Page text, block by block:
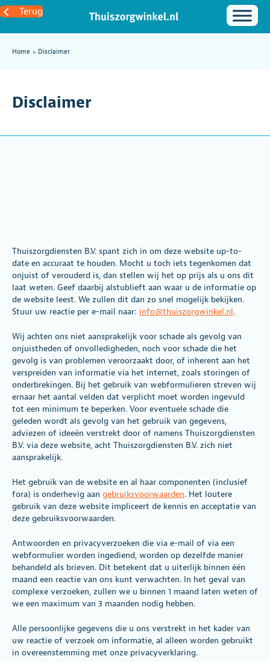
Terug
Home > Disclaimer
Disclaimer
Thuiszorgdiensten B.V. spant zich in om deze website up-to-
date en accuraat te houden. Mocht u toch iets tegenkomen dat
onjuist of verouderd is, dan stellen wij het op prijs als u ons dit
laat weten. Geef daarbij alstublieft aan waar u de informatie op
de website leest. We zullen dit dan zo snel mogelijk bekijken.
Stuur uw reactie per e-mail naar: info@thuiszorgwinkel.nl.
Wij achten ons niet aansprakelijk voor schade als gevolg van
onjuistheden of onvolledigheden, noch voor schade die het
gevolg is van problemen veroorzaakt door, of inherent aan het
verspreiden van informatie via het internet, zoals storingen of
onderbrekingen. Bij het gebruik van webformulieren streven wij
ernaar het aantal velden dat verplicht moet worden ingevuld
tot een minimum te beperken. Voor eventuele schade die
geleden wordt als gevolg van het gebruik van gegevens,
adviezen of ideeën verstrekt door of namens Thuiszorgdiensten
B.V. via deze website, acht Thuiszorgdiensten B.V. zich niet
aansprakelijk.
Het gebruik van de website en al haar componenten (inclusief
fora) is onderhevig aan gebruiksvoorwaarden. Het loutere
gebruik van deze website impliceert de kennis en acceptatie van
deze gebruiksvoorwaarden.
Antwoorden en privacyverzoeken die via e-mail of via een
webformulier worden ingediend, worden op dezelfde manier
behandeld als brieven. Dit betekent dat u uiterlijk binnen één
maand een reactie van ons kunt verwachten. In het geval van
complexe verzoeken, zullen we u binnen 1 maand laten weten of
we een maximum van 3 maanden nodig hebben.
Alle persoonlijke gegevens die u ons verstrekt in het kader van
uw reactie of verzoek om informatie, al alleen worden gebruikt
in overeenstemming met onze privacyverklaring.